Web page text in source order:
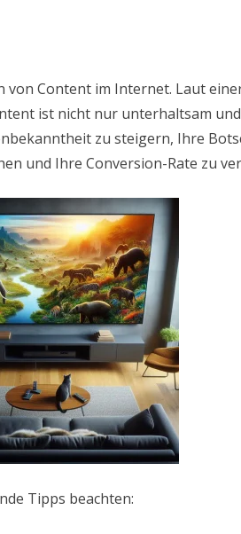
Content im Internet. Laut
ist nicht nur unterhaltsam
zu steigern, Ihre
und Ihre Conversion-Rate zu
Tipps beachten: